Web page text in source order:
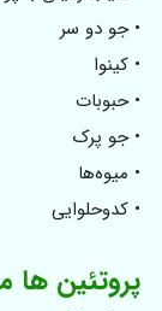
• جو دو سر
• کینوا
• حبوبات
• جو پرک
• میوه‌ها
• کدوحلوایی
پروتئین‌ ها